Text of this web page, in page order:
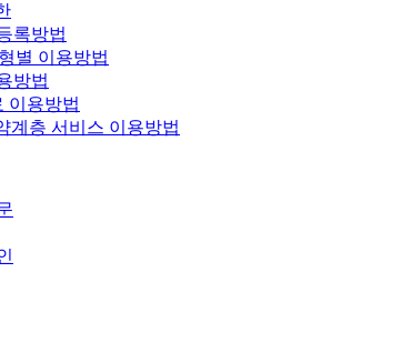
록방법
별 이용방법
방법
이용방법
계층 서비스 이용방법